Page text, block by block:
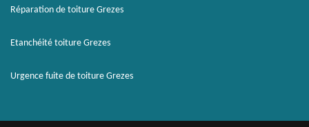
Réparation de toiture Grezes
Etanchéité toiture Grezes
Urgence fuite de toiture Grezes